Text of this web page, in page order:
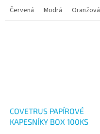
Červená
Modrá Oranžová
COVETRUS PAPÍROVÉ
KAPESNÍKY BOX 100KS